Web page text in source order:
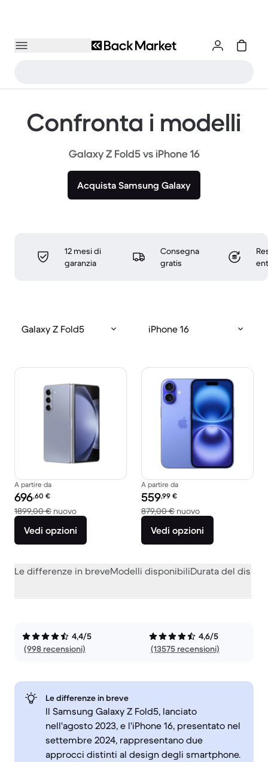
Confronta i modelli
Galaxy Z Fold5 vs iPhone 16
Acquista Samsung Galaxy
12 mesi di
garanzia
Consegna
gratis
Galaxy Z Fold5 iPhone 16
A partire da
Prezzo del ricondizionato:
696,60 €
1899,00 € nuovoRispetto a 1899,00 € del nuovo
Vedi opzioni
A partire da
Prezzo del ricondizionato:
559,99 €
879,00 € nuovoRispetto a 879,00
Vedi opzioni
Le differenze in breveModelli disponibiliDurata del
4,4/5
(998 recensioni)
4,6/5
(13575 recensioni)
Le differenze in breve
Il Samsung Galaxy Z Fold5, lanciato
nell'agosto 2023, e l'iPhone 16, presentato nel
settembre 2024, rappresentano due
approcci distinti al design degli smartphone.